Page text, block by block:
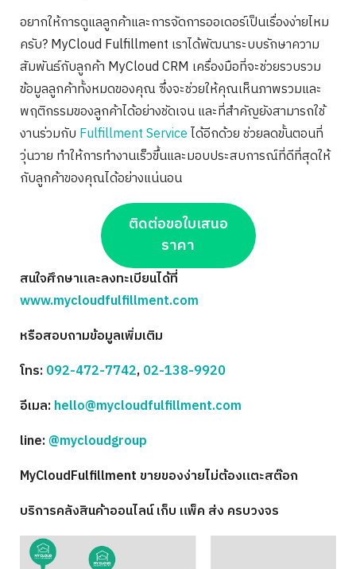
อยากให้การดูแลลูกค้าและการจัดการออเดอร์เป็นเรื่องง่ายไหม
ครับ? MyCloud Fulfillment เราได้พัฒนาระบบรักษาความ
สัมพันธ์กับลูกค้า MyCloud CRM เครื่องมือที่จะช่วยรวบรวม
ข้อมูลลูกค้าทั้งหมดของคุณ ซึ่งจะช่วยให้คุณเห็นภาพรวมและ
พฤติกรรมของลูกค้าได้อย่างชัดเจน และที่สำคัญยังสามารถใช้
งานร่วมกับ Fulfillment Serviceได้อีกด้วย ช่วยลดขั้นตอนที่
วุ่นวาย ทำให้การทำงานเร็วขึ้นและมอบประสบการณ์ที่ดีที่สุดให้
กับลูกค้าของคุณได้อย่างแน่นอน
ติดต่อขอใบเสนอ
ราคา
สนใจศึกษาและลงทะเบียนได้ที่
www.mycloudfulfillment.com
หรือสอบถามข้อมูลเพิ่มเติม
โทร:092-472-7742,02-138-9920
อีเมล:hello@mycloudfulfillment.com
line:@mycloudgroup
MyCloudFulfillment ขายของง่ายไม่ต้องแตะสต๊อก
บริการคลังสินค้าออนไลน์ เก็บ แพ็ค ส่ง ครบวงจร